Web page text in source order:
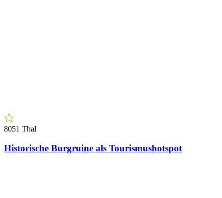
8051 Thal
Historische Burgruine als Tourismushotspot